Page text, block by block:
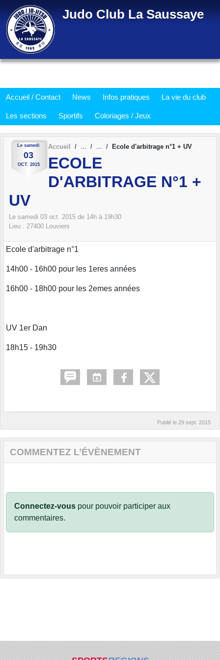
Judo Club La Saussaye
Accueil / Contact News Infos pratiques La vie du club
Les sections Sportifs Coloriages / Jeux
Le samedi
03
OCT. 2015
Accueil Ecole d'arbitrage n°1 + UV
ECOLE
D'ARBITRAGE N°1 +
UV
Le samedi 03 oct. 2015 de 14h à 19h30
Lieu : 27400 Louviers
Ecole d'arbitrage n°1
14h00 - 16h00 pour les 1eres années
16h00 - 18h00 pour les 2emes années
UV 1er Dan
18h15 - 19h30
Publié le 29 sept. 2015
COMMENTEZ L’ÉVÈNEMENT
Connectez-vous pour pouvoir participer aux
commentaires.
Panneau de gestion des cookies